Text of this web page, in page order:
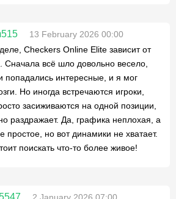
13 February 2026 00:00
Checkers Online Elite зависит от
Сначала всё шло довольно весело,
попадались интересные, и я мог
Но иногда встречаются игроки,
засиживаются на одной позиции,
раздражает. Да, графика неплохая, а
простое, но вот динамики не хватает.
поискать что-то более живое!